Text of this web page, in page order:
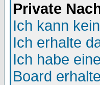
Private
Ich kann
Ich erhalte
Ich habe
Board